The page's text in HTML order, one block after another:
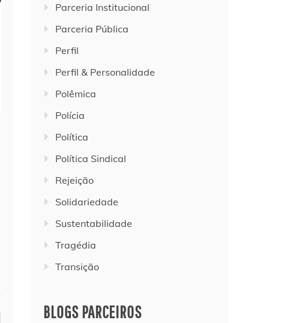
Parceria Institucional
Parceria Pública
Perfil
Perfil & Personalidade
Polêmica
Polícia
Política
Política Sindical
Rejeição
Solidariedade
Sustentabilidade
Tragédia
Transição
BLOGS PARCEIROS